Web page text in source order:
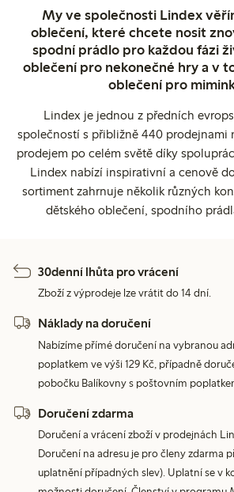
My ve společnosti Lindex
oblečení, které chcete nosit
spodní prádlo pro každou fázi
oblečení pro nekonečné hry a v
oblečení pro
Lindex je jednou z předních
společností s přibližně 440 prodejnami
prodejem po celém světě díky
Lindex nabízí inspirativní a cenově
sortiment zahrnuje několik různých
dětského oblečení, spodního
30denní lhůta pro vrácení
Zboží z výprodeje lze vrátit do 14 dní.
Náklady na doručení
Nabízíme přímé doručení na vybranou
poplatkem ve výši 129 Kč, případně
pobočku Balíkovny s poštovním
Doručení zdarma
Doručení a vrácení zboží v prodejnách
Doručení na adresu je pro členy zdarma
uplatnění případných slev). Uplatní se v